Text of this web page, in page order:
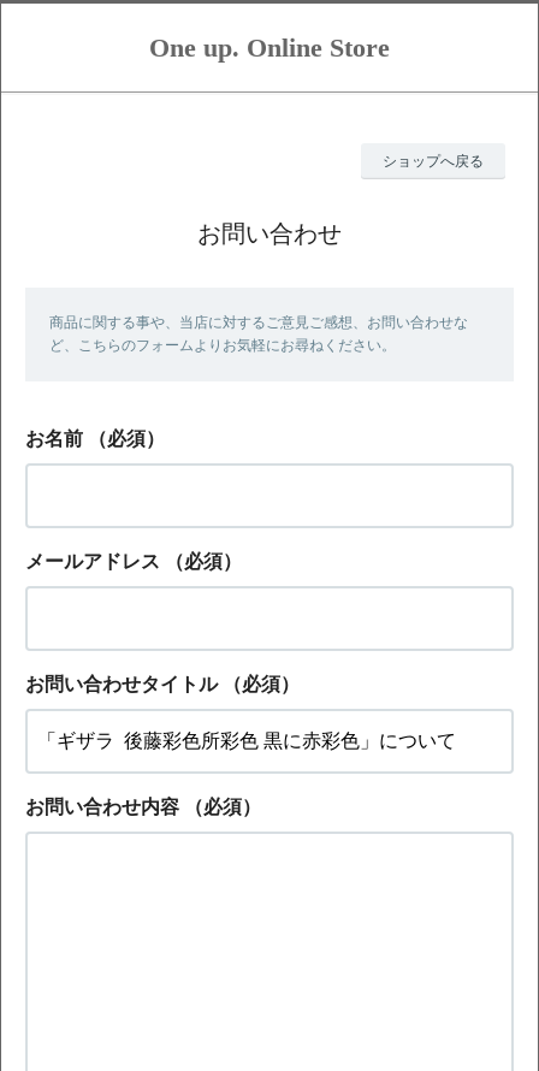
One up. Online Store
ショップへ戻る
お問い合わせ
商品に関する事や、当店に対するご意見ご感想、お問い合わせな
ど、こちらのフォームよりお気軽にお尋ねください。
お名前 （必須）
メールアドレス （必須）
お問い合わせタイトル （必須）
お問い合わせ内容 （必須）